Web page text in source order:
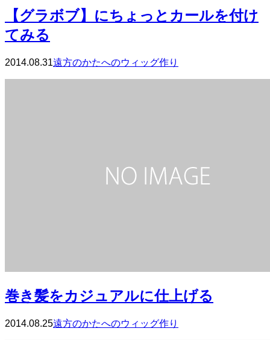
【グラボブ】にちょっとカールを付け
てみる
2014.08.31遠方のかたへのウィッグ作り
巻き髪をカジュアルに仕上げる
2014.08.25遠方のかたへのウィッグ作り